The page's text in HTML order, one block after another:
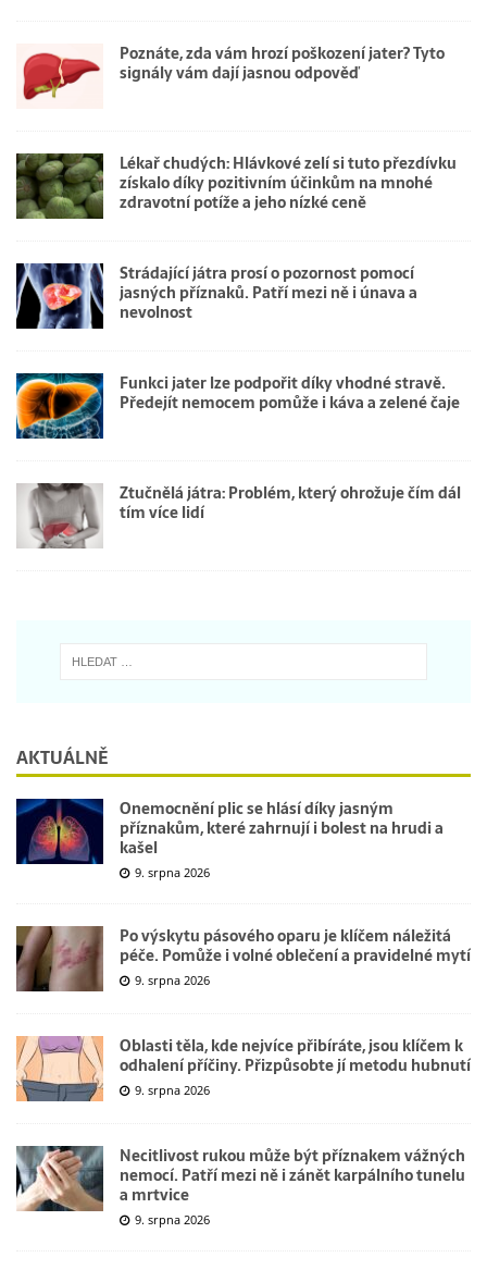
Poznáte, zda vám hrozí poškození jater? Tyto
signály vám dají jasnou odpověď
Lékař chudých: Hlávkové zelí si tuto přezdívku
získalo díky pozitivním účinkům na mnohé
zdravotní potíže a jeho nízké ceně
Strádající játra prosí o pozornost pomocí
jasných příznaků. Patří mezi ně i únava a
nevolnost
Funkci jater lze podpořit díky vhodné stravě.
Předejít nemocem pomůže i káva a zelené čaje
Ztučnělá játra: Problém, který ohrožuje čím dál
tím více lidí
AKTUÁLNĚ
Onemocnění plic se hlásí díky jasným
příznakům, které zahrnují i bolest na hrudi a
kašel
9. srpna 2026
Po výskytu pásového oparu je klíčem náležitá
péče. Pomůže i volné oblečení a pravidelné mytí
9. srpna 2026
Oblasti těla, kde nejvíce přibíráte, jsou klíčem k
odhalení příčiny. Přizpůsobte jí metodu hubnutí
9. srpna 2026
Necitlivost rukou může být příznakem vážných
nemocí. Patří mezi ně i zánět karpálního tunelu
a mrtvice
9. srpna 2026